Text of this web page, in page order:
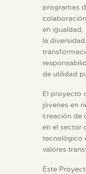
EL
programas
en igualdad,
la
de utilidad
El proyecto
jóvenes en
creación de
en el sector
tecnológico
valores
Este